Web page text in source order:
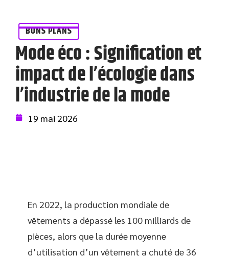
BONS PLANS
Mode éco : Signification et
impact de l’écologie dans
l’industrie de la mode
19 mai 2026
En 2022, la production mondiale de
vêtements a dépassé les 100 milliards de
pièces, alors que la durée moyenne
d’utilisation d’un vêtement a chuté de 36